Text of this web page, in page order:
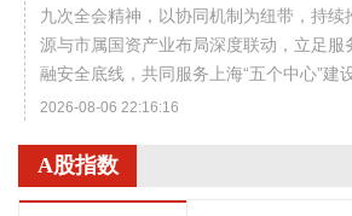
九次全会精神，以协同机制为纽带，持续
源与市属国资产业布局深度联动，立足服
融安全底线，共同服务上海“五个中心”建设
2026-08-06 22:16:16
映翰通(688080)8月6日公告，公司控股股
红雨提议公司使用自有资金通过集中竞价
A股指数